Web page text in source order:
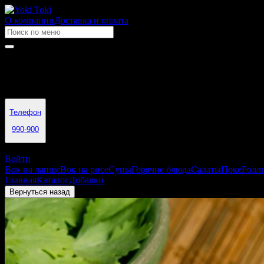
О компанииДоставка и оплата
Телефон
990-900
Войти
Вок на лапшеВок на рисеСупыГорячие блюдаСалатыПоке
ГлавнаяКаталогДобавки
Вернуться назад